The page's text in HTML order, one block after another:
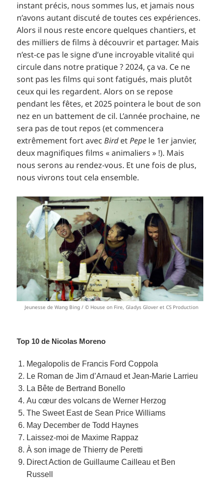
instant précis, nous sommes lus, et jamais nous
n’avons autant discuté de toutes ces expériences.
Alors il nous reste encore quelques chantiers, et
des milliers de films à découvrir et partager. Mais
n’est-ce pas le signe d’une incroyable vitalité qui
circule dans notre pratique ? 2024, ça va. Ce ne
sont pas les films qui sont fatigués, mais plutôt
ceux qui les regardent. Alors on se repose
pendant les fêtes, et 2025 pointera le bout de son
nez en un battement de cil. L’année prochaine, ne
sera pas de tout repos (et commencera
extrêmement fort avecBirdetPepe le 1er janvier,
deux magnifiques films « animaliers » !). Mais
nous serons au rendez-vous. Et une fois de plus,
nous vivrons tout cela ensemble.
Jeunesse de Wang Bing / © House on Fire, Gladys Glover et CS Production
Top 10 de Nicolas Moreno
Megalopolis de Francis Ford Coppola
Le Roman de Jim d’Arnaud et Jean-Marie Larrieu
La Bête de Bertrand Bonello
Au cœur des volcans de Werner Herzog
The Sweet East de Sean Price Williams
May December de Todd Haynes
Laissez-moi de Maxime Rappaz
À son image de Thierry de Peretti
Direct Action de Guillaume Cailleau et Ben
Russell